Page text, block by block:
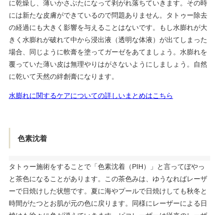
に乾燥し、薄いかさぶたになって剥がれ落ちていきます。その時
には新たな皮膚ができているので問題ありません。タトゥー除去
の経過にも大きく影響を与えることはないです。もし水膨れが大
きく水膨れが破れて中から浸出液（透明な体液）が出てしまった
場合、同じように軟膏を塗ってガーゼをあてましょう。水膨れを
覆っていた薄い皮は無理やりはがさないようにしましょう。自然
に乾いて天然の絆創膏になります。
水膨れに関するケアについての詳しいまとめはこちら
色素沈着
タトゥー施術をすることで「色素沈着（PIH）」と言ってぼやっ
と茶色になることがあります。この茶色みは、ゆうなればレーザ
ーで日焼けした状態です。夏に海やプールで日焼けしても秋冬と
時間がたつとお肌が元の色に戻ります。同様にレーザーによる日